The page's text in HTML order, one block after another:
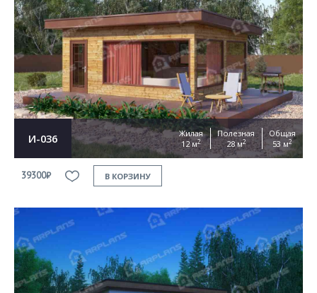
И-036
Жилая
12 м2
Полезная
28 м2
Общая
53 м2
39300₽ В КОРЗИНУ